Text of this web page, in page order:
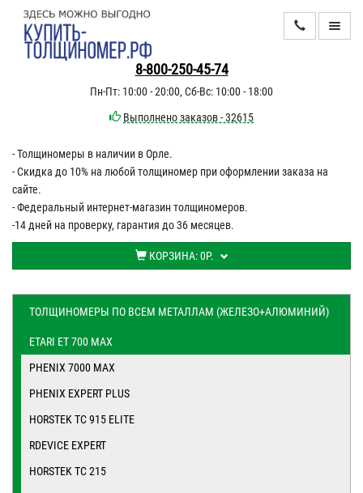
8-800-250-45-74
Пн-Пт: 10:00 - 20:00, Сб-Вс: 10:00 - 18:00
Выполнено заказов - 32615
- Толщиномеры в наличии в Орле.
- Скидка до 10% на любой толщиномер при оформлении заказа на
сайте.
- Федеральный интернет-магазин толщиномеров.
-14 дней на проверку, гарантия до 36 месяцев.
КОРЗИНА:0Р.
КАТАЛОГ
ДОСТАВКА
ОПЛАТА
КОНТАКТЫ
ТОЛЩИНОМЕРЫ ПО ВСЕМ МЕТАЛЛАМ (ЖЕЛЕЗО+АЛЮМИНИЙ)
ETARI ET 700 MAX
PHENIX 7000 MAX
PHENIX EXPERT PLUS
HORSTEK TC 915 ELITE
RDEVICE EXPERT
HORSTEK TC 215